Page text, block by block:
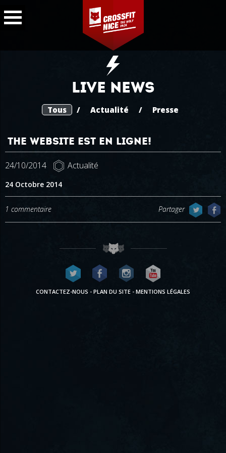
Live news
Tous / Actualité / Presse
THE WEBSITE EST EN LIGNE!
24/10/2014 Actualité
24 Octobre 2014
1 commentaire Partager
CONTACTEZ-NOUS - PLAN DU SITE - MENTIONS LÉGALES